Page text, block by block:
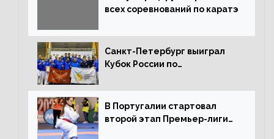
всех соревнований по каратэ
Санкт-Петербург выиграл
Кубок России по
В Португалии стартовал
второй этап Премьер-лиги